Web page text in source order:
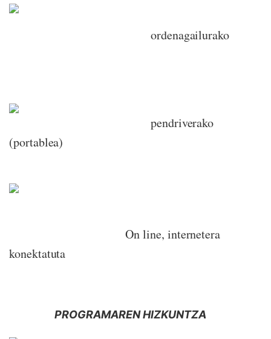
ordenagailurako
pendriverako
(portablea)
On line, internetera
konektatuta
PROGRAMAREN HIZKUNTZA